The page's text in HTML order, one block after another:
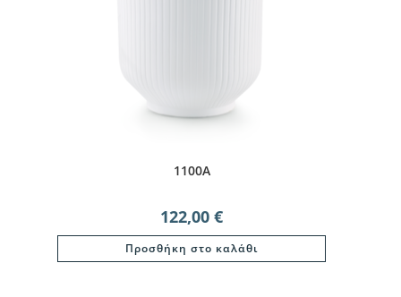
1100Α
122,00 €
Προσθήκη στο καλάθι